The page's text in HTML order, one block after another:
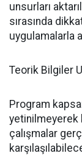
unsurları
sırasında
uygulamalarla
Teorik Bilgiler
Program
yetinilmeyerek
çalışmalar